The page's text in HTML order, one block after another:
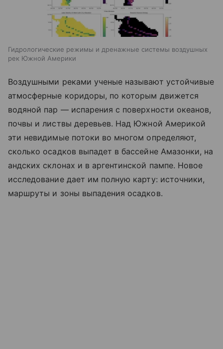
Гидрологические режимы и дренажные системы воздушных
рек Южной Америки
Воздушными реками ученые называют устойчивые
атмосферные коридоры, по которым движется
водяной пар — испарения с поверхности океанов,
почвы и листвы деревьев. Над Южной Америкой
эти невидимые потоки во многом определяют,
сколько осадков выпадет в бассейне Амазонки, на
андских склонах и в аргентинской пампе. Новое
исследование дает им полную карту: источники,
маршруты и зоны выпадения осадков.